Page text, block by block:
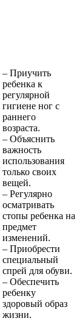
– Приучить
ребенка к
регулярной
гигиене ног с
раннего
возраста.
– Объяснить
важность
использования
только своих
вещей.
– Регулярно
осматривать
стопы ребенка на
предмет
изменений.
– Приобрести
специальный
спрей для обуви.
– Обеспечить
ребенку
здоровый образ
жизни.